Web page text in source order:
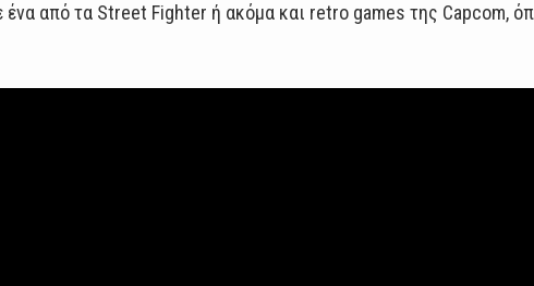
ένα από τα Street Fighter ή ακόμα και retro games της Capcom,